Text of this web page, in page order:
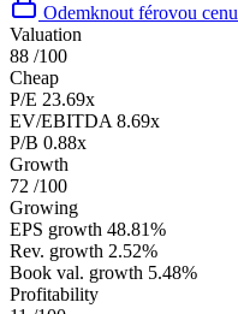
Odemknout férovou cenu
Valuation
88 /100
Cheap
P/E 23.69x
EV/EBITDA 8.69x
P/B 0.88x
Growth
72 /100
Growing
EPS growth 48.81%
Rev. growth 2.52%
Book val. growth 5.48%
Profitability